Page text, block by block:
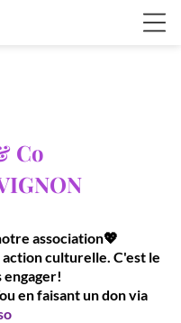
Co
association💖
culturelle. C'est le
engager!
en faisant un don via